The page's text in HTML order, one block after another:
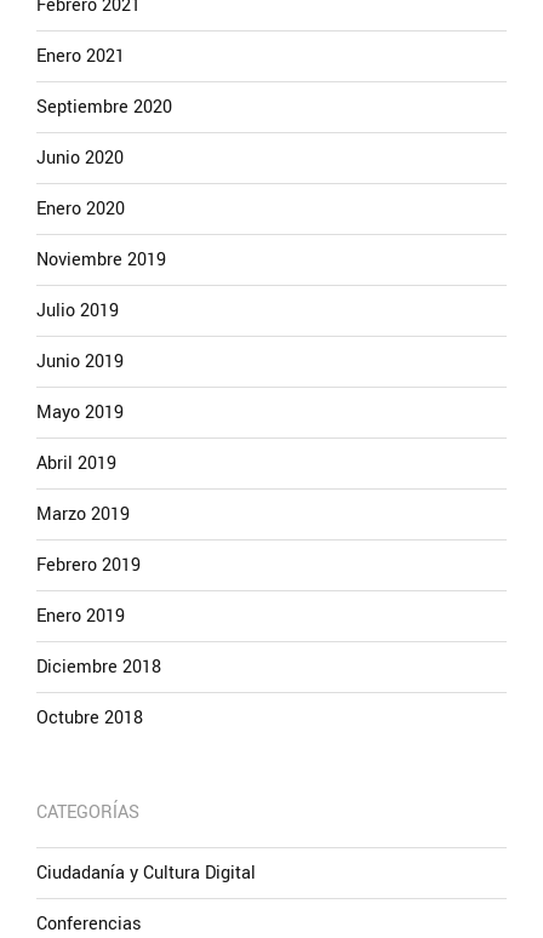
Febrero 2021
Enero 2021
Septiembre 2020
Junio 2020
Enero 2020
Noviembre 2019
Julio 2019
Junio 2019
Mayo 2019
Abril 2019
Marzo 2019
Febrero 2019
Enero 2019
Diciembre 2018
Octubre 2018
CATEGORÍAS
Ciudadanía y Cultura Digital
Conferencias